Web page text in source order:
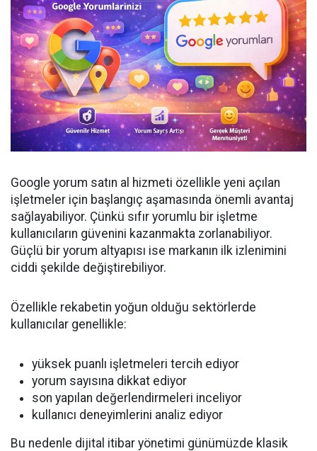
Google yorum satın al hizmeti özellikle yeni açılan
işletmeler için başlangıç aşamasında önemli avantaj
sağlayabiliyor. Çünkü sıfır yorumlu bir işletme
kullanıcıların güvenini kazanmakta zorlanabiliyor.
Güçlü bir yorum altyapısı ise markanın ilk izlenimini
ciddi şekilde değiştirebiliyor.
Özellikle rekabetin yoğun olduğu sektörlerde
kullanıcılar genellikle:
yüksek puanlı işletmeleri tercih ediyor
yorum sayısına dikkat ediyor
son yapılan değerlendirmeleri inceliyor
kullanıcı deneyimlerini analiz ediyor
Bu nedenle dijital itibar yönetimi günümüzde klasik